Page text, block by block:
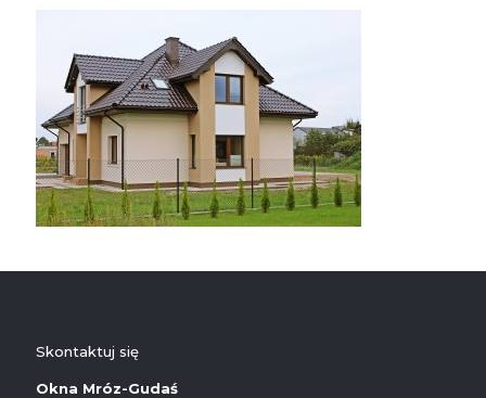
Skontaktuj się
Okna Mróz-Gudaś